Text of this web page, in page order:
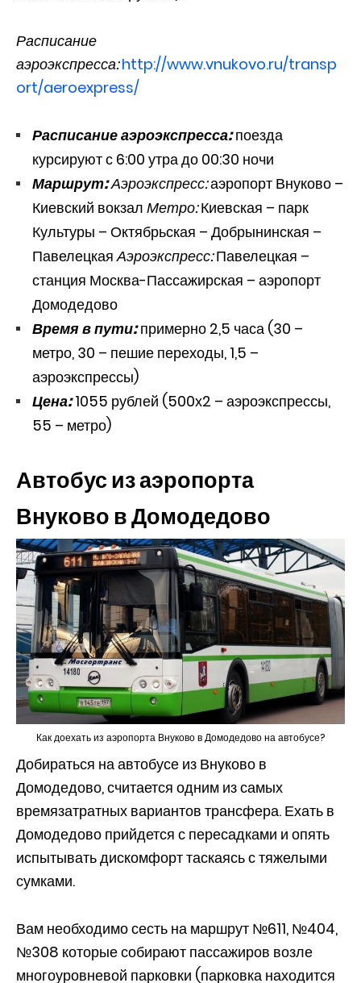
Расписание
аэроэкспресса: http://www.vnukovo.ru/transp
ort/aeroexpress/
Расписание аэроэкспресса:поезда
курсируют с 6:00 утра до 00:30 ночи
Маршрут:Аэроэкспресс:аэропорт Внуково –
Киевский вокзал Метро:Киевская – парк
Культуры – Октябрьская – Добрынинская –
ПавелецкаяАэроэкспресс:Павелецкая –
станция Москва-Пассажирская – аэропорт
Домодедово
Время в пути:примерно 2,5 часа (30 –
метро, 30 – пешие переходы, 1,5 –
аэроэкспрессы)
Цена:1055 рублей (500х2 – аэроэкспрессы,
55 – метро)
Автобус из аэропорта
Внуково в Домодедово
Как доехать из аэропорта Внуково в Домодедово на автобусе?
Добираться на автобусе из Внуково в
Домодедово, считается одним из самых
времязатратных вариантов трансфера. Ехать в
Домодедово прийдется с пересадками и опять
испытывать дискомфорт таскаясь с тяжелыми
сумками.
Вам необходимо сесть на маршрут №611, №404,
№308 которые собирают пассажиров возле
многоуровневой парковки (парковка находится